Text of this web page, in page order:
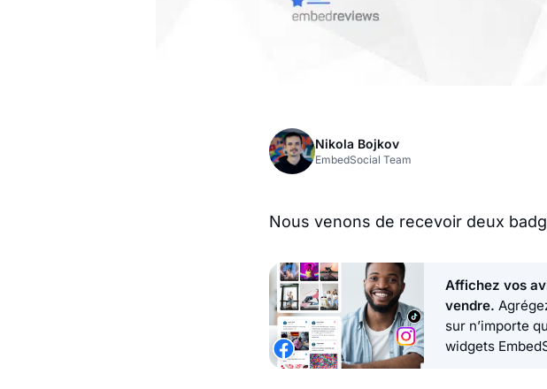
Nikola Bojkov
EmbedSocial Team
Nous venons de recevoir deux
Affichez vos
vendre.
sur n’importe
widgets